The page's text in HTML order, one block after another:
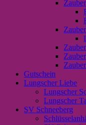
Gutschein
Lungscher Liebe
Lungscher
Lungscher
SV Schneeberg